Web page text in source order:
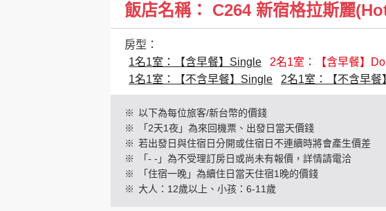
飯店名稱： C264 新宿格拉斯麗
房型：
1名1室：【含早餐】Single
2名1室：【含早餐】
1名1室：【不含早餐】Single
2名1室：【不含早餐
※ 以下為每位旅客/新台幣的價錢
※
「2天1夜」為來回機票、出發日當天價錢
※ 若出發日與住宿日分開或住宿日不連續時將會產生價差
※
「- -」為不受理訂房日或尚未有報價，詳情請電洽
※
「住宿一晚」為續住日當天住宿1晚的價錢
※ 大人：12歲以上、小孩：6-11歲